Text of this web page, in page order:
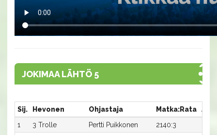
JOKIMAA LÄHTÖ 5
Sij. Hevonen Ohjastaja Matka:Rata
Aika
1
3 Trolle Pertti Puikkonen 2140:3